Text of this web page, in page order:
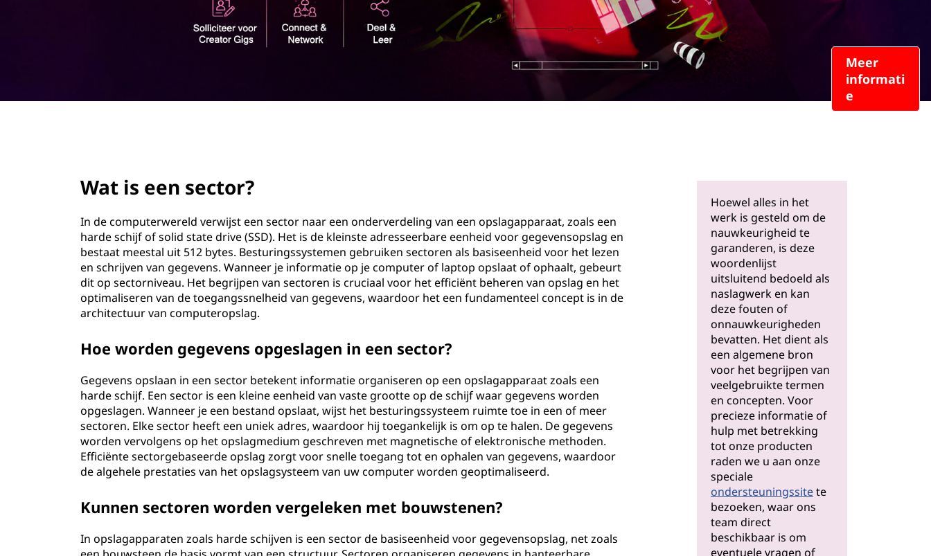
Meer
informati
e
Wat is een sector?
In de computerwereld verwijst een sector naar een onderverdeling van een opslagapparaat, zoals een
harde schijf of solid state drive (SSD). Het is de kleinste adresseerbare eenheid voor gegevensopslag en
bestaat meestal uit 512 bytes. Besturingssystemen gebruiken sectoren als basiseenheid voor het lezen
en schrijven van gegevens. Wanneer je informatie op je computer of laptop opslaat of ophaalt, gebeurt
dit op sectorniveau. Het begrijpen van sectoren is cruciaal voor het efficiënt beheren van opslag en het
optimaliseren van de toegangssnelheid van gegevens, waardoor het een fundamenteel concept is in de
architectuur van computeropslag.
Hoe worden gegevens opgeslagen in een sector?
Gegevens opslaan in een sector betekent informatie organiseren op een opslagapparaat zoals een
harde schijf. Een sector is een kleine eenheid van vaste grootte op de schijf waar gegevens worden
opgeslagen. Wanneer je een bestand opslaat, wijst het besturingssysteem ruimte toe in een of meer
sectoren. Elke sector heeft een uniek adres, waardoor hij toegankelijk is om op te halen. De gegevens
worden vervolgens op het opslagmedium geschreven met magnetische of elektronische methoden.
Efficiënte sectorgebaseerde opslag zorgt voor snelle toegang tot en ophalen van gegevens, waardoor
de algehele prestaties van het opslagsysteem van uw computer worden geoptimaliseerd.
Kunnen sectoren worden vergeleken met bouwstenen?
In opslagapparaten zoals harde schijven is een sector de basiseenheid voor gegevensopslag, net zoals
Hoewel alles in het
werk is gesteld om de
nauwkeurigheid te
garanderen, is deze
woordenlijst
uitsluitend bedoeld als
naslagwerk en kan
deze fouten of
onnauwkeurigheden
bevatten. Het dient als
een algemene bron
voor het begrijpen van
veelgebruikte termen
en concepten. Voor
precieze informatie of
hulp met betrekking
tot onze producten
raden we u aan onze
speciale
ondersteuningssitete
bezoeken, waar ons
team direct
beschikbaar is om
eventuele vragen of